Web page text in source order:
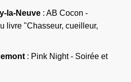
la-Neuve : AB Cocon -
livre "Chasseur, cueilleur,
: Pink Night - Soirée et